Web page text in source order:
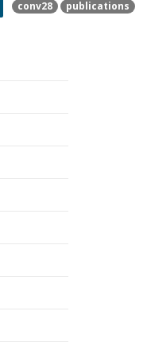
conv28 publications